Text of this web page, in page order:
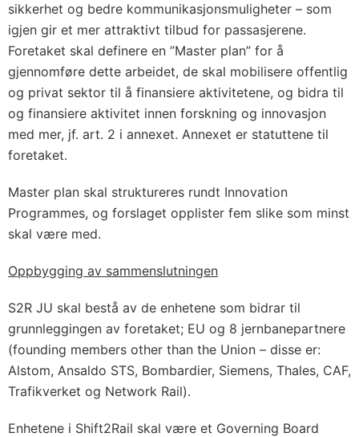
sikkerhet og bedre kommunikasjonsmuligheter – som
igjen gir et mer attraktivt tilbud for passasjerene.
Foretaket skal definere en ”Master plan” for å
gjennomføre dette arbeidet, de skal mobilisere offentlig
og privat sektor til å finansiere aktivitetene, og bidra til
og finansiere aktivitet innen forskning og innovasjon
med mer, jf. art. 2 i annexet. Annexet er statuttene til
foretaket.
Master plan skal struktureres rundt Innovation
Programmes, og forslaget opplister fem slike som minst
skal være med.
Oppbygging av sammenslutningen
S2R JU skal bestå av de enhetene som bidrar til
grunnleggingen av foretaket; EU og 8 jernbanepartnere
(founding members other than the Union – disse er:
Alstom, Ansaldo STS, Bombardier, Siemens, Thales, CAF,
Trafikverket og Network Rail).
Enhetene i Shift2Rail skal være et Governing Board